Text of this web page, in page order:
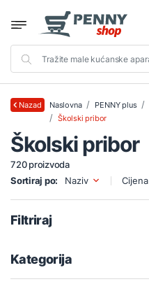
Nazad Naslovna PENNY plus
Školski pribor
Školski pribor
720 proizvoda
Sortiraj po:
Naziv Cijena
Filtriraj
Kategorija